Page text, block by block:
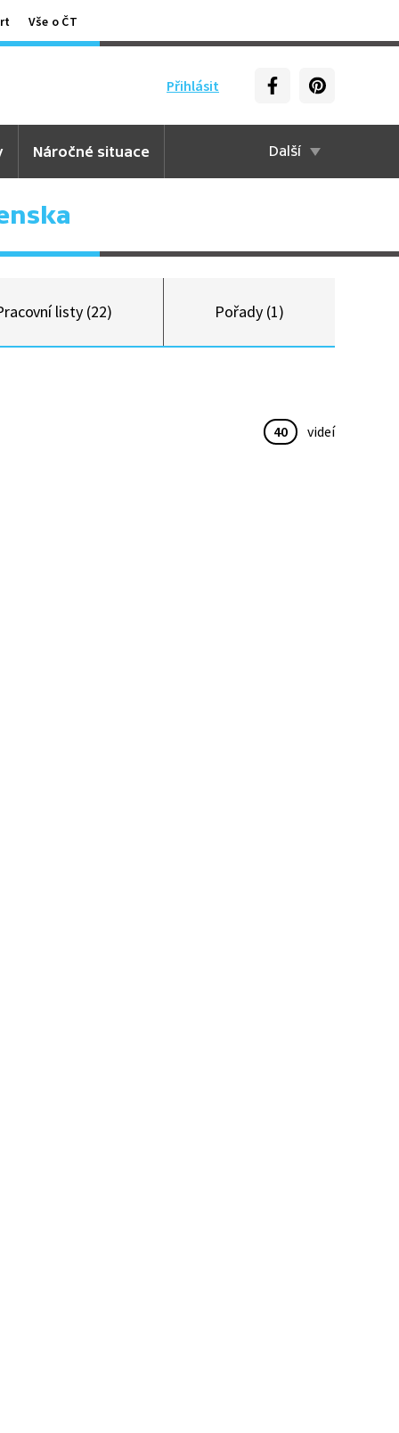
Vše o ČT
Přihlásit
Náročné situace Další
listy (22) Pořady (1)
40 videí